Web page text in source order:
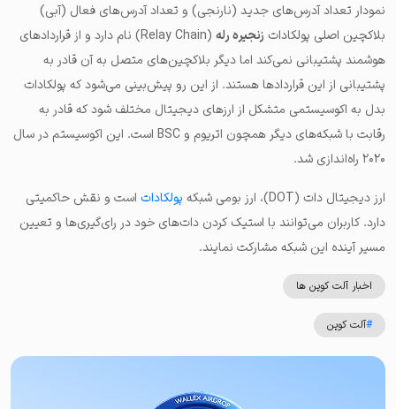
نمودار تعداد آدرس‌های جدید (نارنجی) و تعداد آدرس‌های فعال (آبی)
بلاکچین اصلی پولکادات زنجیره رله
(Relay Chain) نام دارد و از قراردادهای
هوشمند پشتیبانی نمی‌کند اما دیگر بلاکچین‌های متصل به آن قادر به
پشتیبانی از این قراردادها هستند. از این رو پیش‌بینی می‌شود که پولکادات
بدل به اکوسیستمی متشکل از ارزهای دیجیتال مختلف شود که قادر به
رقابت با شبکه‌های دیگر همچون اتریوم و BSC است. این اکوسیستم در سال
۲۰۲۰ راه‌اندازی شد.
ارز دیجیتال دات (DOT)، ارز بومی شبکه پولکادات است و نقش حاکمیتی
دارد. کاربران می‌توانند با استیک کردن دات‌های خود در رای‌گیری‌ها و تعیین
مسیر آینده این شبکه مشارکت نمایند.
اخبار آلت کوین ها
#آلت کوین